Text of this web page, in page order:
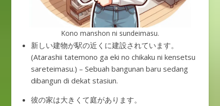
Kono manshon ni sundeimasu.
新しい建物が駅の近くに建設されています。
(Atarashii tatemono ga eki no chikaku ni kensetsu
sareteimasu.) – Sebuah bangunan baru sedang
dibangun di dekat stasiun.
彼の家は大きくて庭があります。